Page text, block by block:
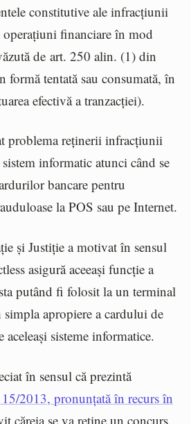
constitutive ale infracțiunii
operațiuni financiare în mod
de art. 250 alin. (1) din
formă tentată sau consumată, în
efectivă a tranzacției).
problema reținerii infracțiunii
informatic atunci când se
bancare pentru
la POS sau pe Internet.
și Justiție a motivat în sensul
asigură aceeași funcție a
putând fi folosit la un terminal
apropiere a cardului de
aceleași sisteme informatice.
în sensul că prezintă
2013, pronunțată în recurs în
căreia se va reține un concurs